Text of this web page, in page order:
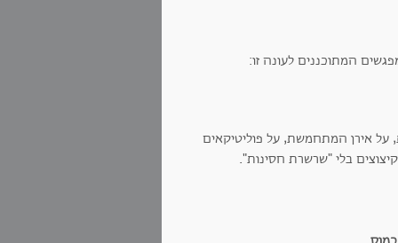
המתוכננים לעונה זו:
על אירן המתחמשת, על פוליטיקאים
בלי "שרשרת חסינות".